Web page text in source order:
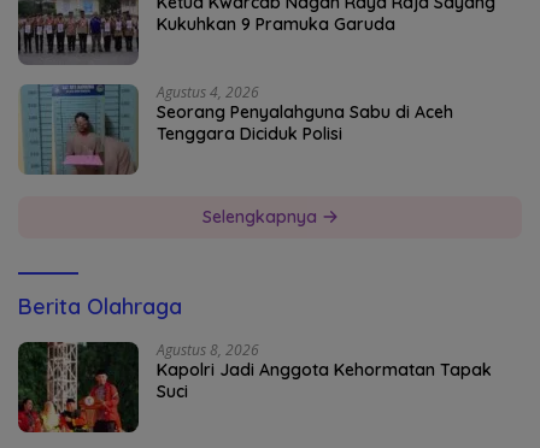
Kukuhkan 9 Pramuka Garuda
Agustus 4, 2026
Seorang Penyalahguna Sabu di Aceh
Tenggara Diciduk Polisi
Selengkapnya
Berita Olahraga
Agustus 8, 2026
Kapolri Jadi Anggota Kehormatan Tapak
Suci